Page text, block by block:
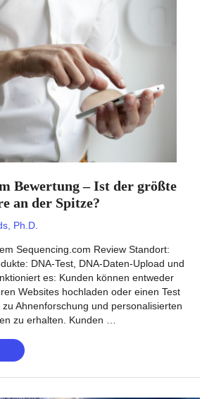
Bewertung – Ist der größte
an der Spitze?
Ph.D.
Sequencing.com Review Standort:
DNA-Test, DNA-Daten-Upload und
es: Kunden können entweder
Websites hochladen oder einen Test
Ahnenforschung und personalisierten
zu erhalten. Kunden …